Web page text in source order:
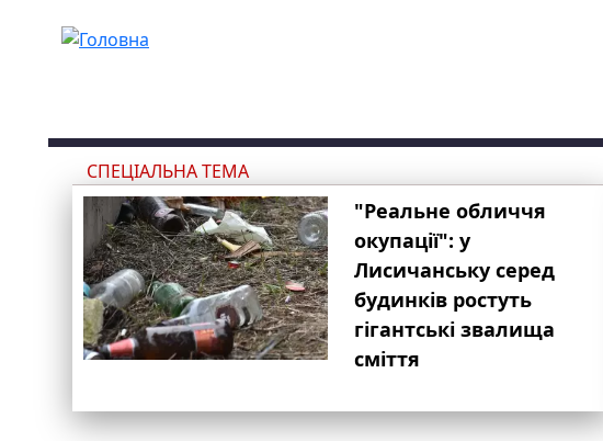
СПЕЦІАЛЬНА ТЕМА
"Реальне обличчя
окупації": у
Лисичанську серед
будинків ростуть
гігантські звалища
сміття